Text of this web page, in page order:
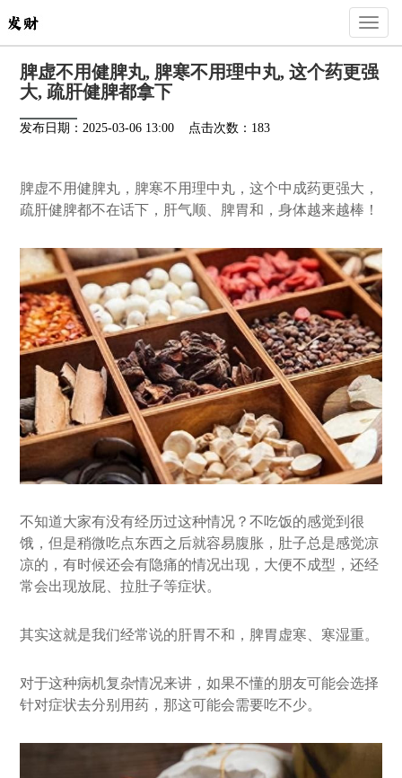
Toggle
脾虚不用健脾丸, 脾寒不用理中丸, 这个药更强
大, 疏肝健脾都拿下
发布日期：2025-03-06 13:00 点击次数：183
脾虚不用健脾丸，脾寒不用理中丸，这个中成药更强大，
疏肝健脾都不在话下，肝气顺、脾胃和，身体越来越棒！
不知道大家有没有经历过这种情况？不吃饭的感觉到很
饿，但是稍微吃点东西之后就容易腹胀，肚子总是感觉凉
凉的，有时候还会有隐痛的情况出现，大便不成型，还经
常会出现放屁、拉肚子等症状。
其实这就是我们经常说的肝胃不和，脾胃虚寒、寒湿重。
对于这种病机复杂情况来讲，如果不懂的朋友可能会选择
针对症状去分别用药，那这可能会需要吃不少。